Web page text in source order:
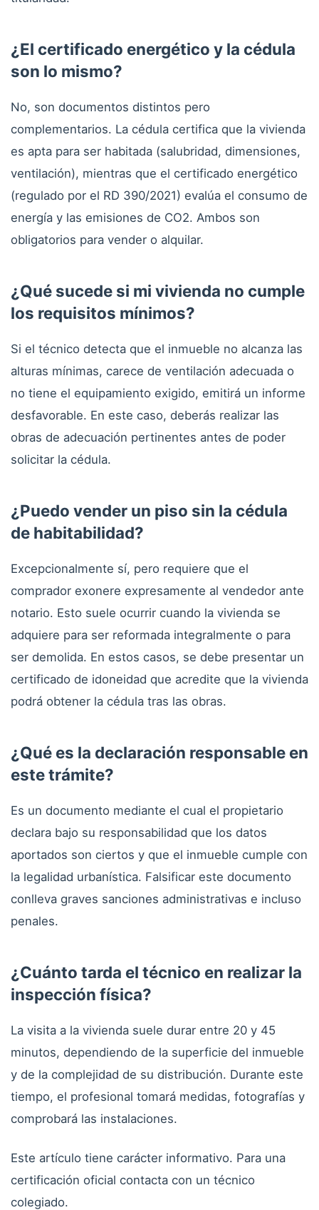
¿El certificado energético y la cédula
son lo mismo?
No, son documentos distintos pero
complementarios. La cédula certifica que la vivienda
es apta para ser habitada (salubridad, dimensiones,
ventilación), mientras que el certificado energético
(regulado por el RD 390/2021) evalúa el consumo de
energía y las emisiones de CO2. Ambos son
obligatorios para vender o alquilar.
¿Qué sucede si mi vivienda no cumple
los requisitos mínimos?
Si el técnico detecta que el inmueble no alcanza las
alturas mínimas, carece de ventilación adecuada o
no tiene el equipamiento exigido, emitirá un informe
desfavorable. En este caso, deberás realizar las
obras de adecuación pertinentes antes de poder
solicitar la cédula.
¿Puedo vender un piso sin la cédula
de habitabilidad?
Excepcionalmente sí, pero requiere que el
comprador exonere expresamente al vendedor ante
notario. Esto suele ocurrir cuando la vivienda se
adquiere para ser reformada integralmente o para
ser demolida. En estos casos, se debe presentar un
certificado de idoneidad que acredite que la vivienda
podrá obtener la cédula tras las obras.
¿Qué es la declaración responsable en
este trámite?
Es un documento mediante el cual el propietario
declara bajo su responsabilidad que los datos
aportados son ciertos y que el inmueble cumple con
la legalidad urbanística. Falsificar este documento
conlleva graves sanciones administrativas e incluso
penales.
¿Cuánto tarda el técnico en realizar la
inspección física?
La visita a la vivienda suele durar entre 20 y 45
minutos, dependiendo de la superficie del inmueble
y de la complejidad de su distribución. Durante este
tiempo, el profesional tomará medidas, fotografías y
comprobará las instalaciones.
Este artículo tiene carácter informativo. Para una
certificación oficial contacta con un técnico
colegiado.